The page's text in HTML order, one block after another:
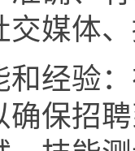
交媒体
和经验
确保招